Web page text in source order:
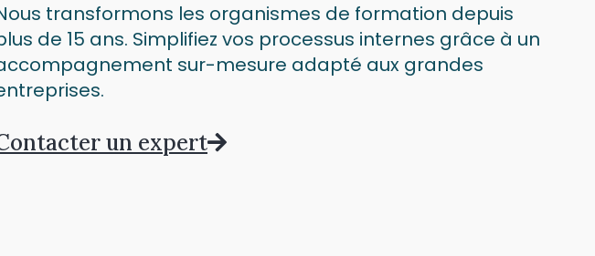
transformons les organismes de formation depuis
de 15 ans. Simplifiez vos processus internes grâce à un
sur-mesure adapté aux grandes
un expert